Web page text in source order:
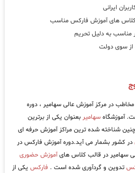
ایرانی
کلاس های آموزش فارکس مناسب
مناسب به دلیل تحریم
از سوی دولت
در مرکز آموزش عالی سهامیر ، دوره
آموزشگاه سهامیر بعنوان یکی از برترین
شناخته شده ترین مراکز آموزش حرفه ای
در کشور بشمار می آید.دوره آموزش فارکس در
سهامیر در قالب کلاس هایآموزش حضوری
تدوین و گردآوری شده است . فارکس یکی از